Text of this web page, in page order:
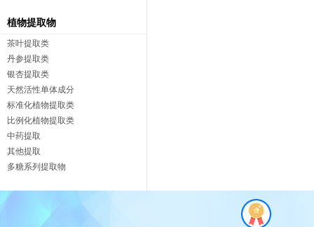
植物提取物
茶叶提取类
丹参提取类
银杏提取类
天然活性单体成分
标准化植物提取类
比例化植物提取类
中药提取
其他提取
多糖系列提取物